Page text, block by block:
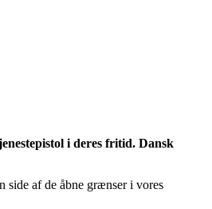
i deres fritid. Dansk
side af de åbne grænser i vores